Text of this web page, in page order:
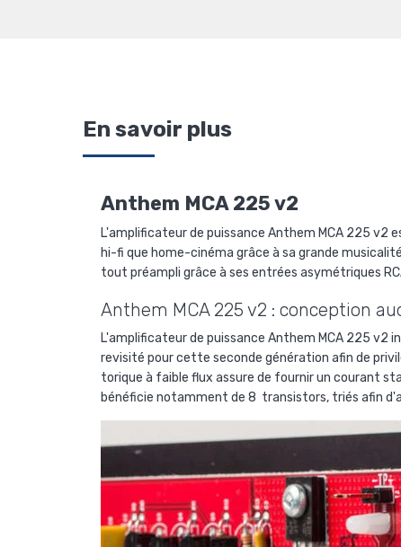
En savoir plus
Anthem MCA 225 v2
L'amplificateur de puissance Anthem MCA 225 v2
hi-fi que home-cinéma grâce à sa grande
tout préampli grâce à ses entrées asymétriques
Anthem MCA 225 v2 : conception
L'amplificateur de puissance Anthem MCA 225
revisité pour cette seconde génération afin de
torique à faible flux assure de fournir un courant
bénéficie notamment de 8 transistors, triés afin